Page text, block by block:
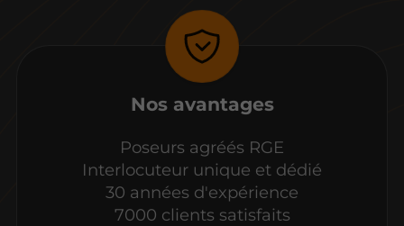
Nos avantages
Poseurs agréés RGE
Interlocuteur unique et dédié
30 années d'expérience
7000 clients satisfaits